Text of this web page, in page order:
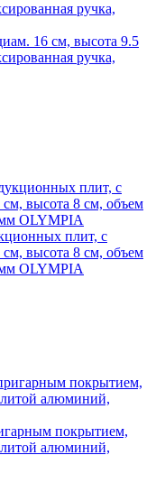
16 см, высота 9.5
ручка,
плит, с
высота 8 см, объем
OLYMPIA
покрытием,
алюминий,